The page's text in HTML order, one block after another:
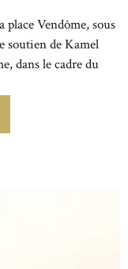
Vendôme, sous
soutien de Kamel
dans le cadre du